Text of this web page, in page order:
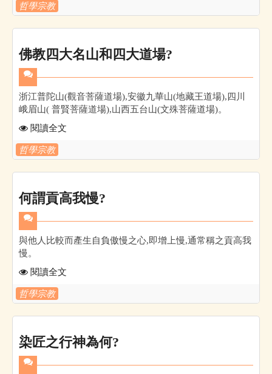
哲學宗教
佛教四大名山和四大道場?
浙江普陀山(觀音菩薩道場),安徽九華山(地藏王道場),四川
峨眉山( 普賢菩薩道場),山西五台山(文殊菩薩道場)。
閱讀全文
哲學宗教
何謂貢高我慢?
與他人比較而產生自負傲慢之心,即增上慢,通常稱之貢高我
慢。
閱讀全文
哲學宗教
染匠之行神為何?